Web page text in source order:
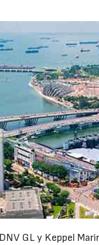
GL y Keppel